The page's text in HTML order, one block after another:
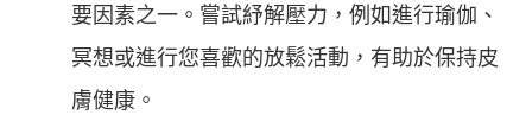
要因素之一。嘗試紓解壓力，例如進行瑜伽、
冥想或進行您喜歡的放鬆活動，有助於保持皮
膚健康。